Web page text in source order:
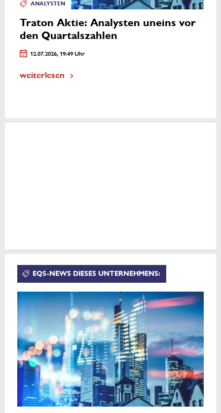
ANALYSTEN
Traton Aktie: Analysten uneins vor
den Quartalszahlen
12.07.2026, 19:49 Uhr
weiterlesen
EQS-NEWS DIESES UNTERNEHMENS: